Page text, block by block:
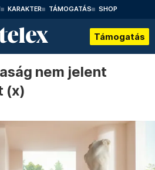
KARAKTER TÁMOGATÁS SHOP
Támogatás
nem jelent
(x)